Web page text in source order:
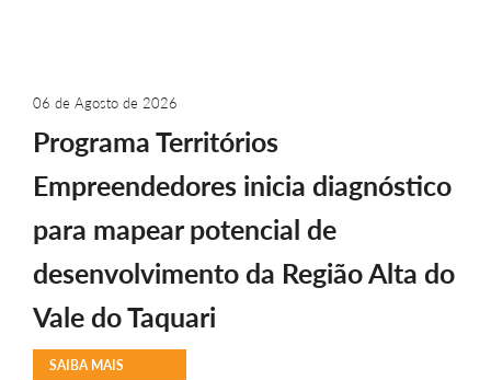
06 de Agosto de 2026
Programa Territórios
Empreendedores inicia diagnóstico
para mapear potencial de
desenvolvimento da Região Alta do
Vale do Taquari
SAIBA MAIS